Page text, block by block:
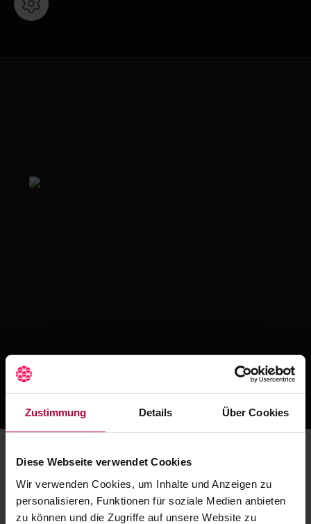
Zustimmung Details Über Cookies
Diese Webseite verwendet Cookies
Wir verwenden Cookies, um Inhalte und Anzeigen zu
personalisieren, Funktionen für soziale Medien anbieten
zu können und die Zugriffe auf unsere Website zu
Fortbildungen auf CROCODILE von
Ästhetische Zahnheilkunde
Dentalfotografie
...finden Sie so nur hier!